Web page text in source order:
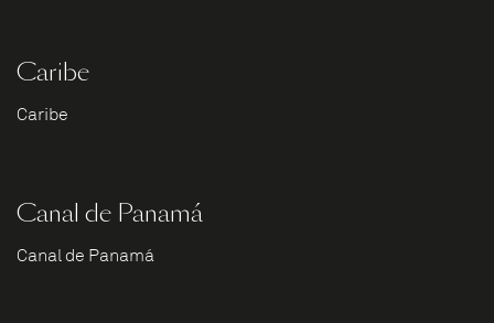
Caribe
Caribe
Canal de Panamá
Canal de Panamá